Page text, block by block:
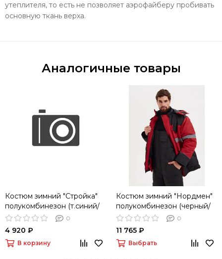
утеплителя, то есть не позволяет аэрофайберу пробивать
основную ткань верха.
Аналогичные товары
Костюм зимний "Стройка"
полукомбинезон (т.синий/
василек/лимонный)
0
4 920 ₽
В корзину
Костюм зимний "Нордмен"
полукомбинезон (черный/
красный)
0
11 765 ₽
Выбрать